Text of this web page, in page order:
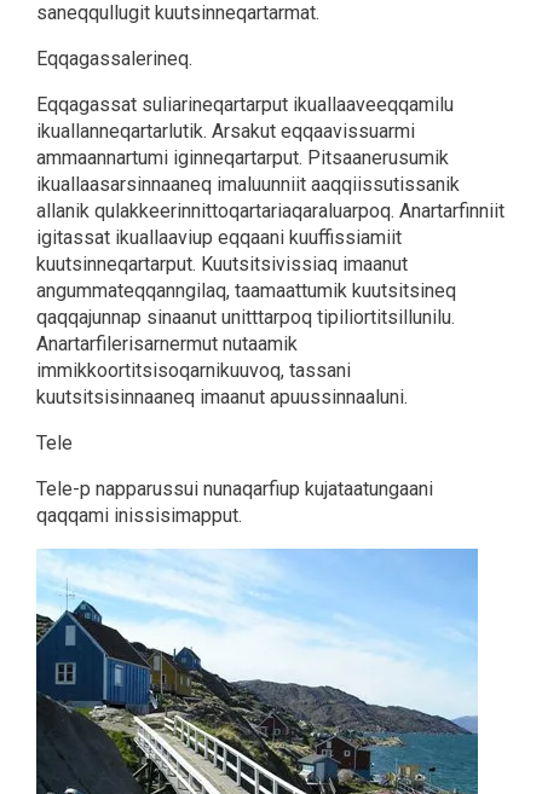
saneqqullugit kuutsinneqartarmat.
Eqqagassalerineq.
Eqqagassat suliarineqartarput ikuallaaveeqqamilu
ikuallanneqartarlutik. Arsakut eqqaavissuarmi
ammaannartumi iginneqartarput. Pitsaanerusumik
ikuallaasarsinnaaneq imaluunniit aaqqiissutissanik
allanik qulakkeerinnittoqartariaqaraluarpoq. Anartarfinniit
igitassat ikuallaaviup eqqaani kuuffissiamiit
kuutsinneqartarput. Kuutsitsivissiaq imaanut
angummateqqanngilaq, taamaattumik kuutsitsineq
qaqqajunnap sinaanut unitttarpoq tipiliortitsillunilu.
Anartarfilerisarnermut nutaamik
immikkoortitsisoqarnikuuvoq, tassani
kuutsitsisinnaaneq imaanut apuussinnaaluni.
Tele
Tele-p napparussui nunaqarfiup kujataatungaani
qaqqami inissisimapput.